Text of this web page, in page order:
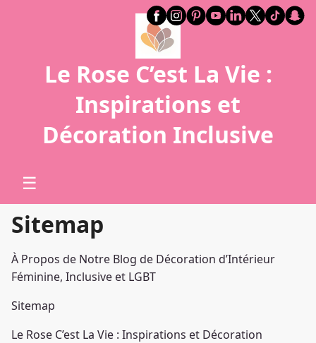
Le Rose C’est La Vie :
Inspirations et
Décoration Inclusive
☰
Sitemap
À Propos de Notre Blog de Décoration d’Intérieur
Féminine, Inclusive et LGBT
Sitemap
Le Rose C’est La Vie : Inspirations et Décoration